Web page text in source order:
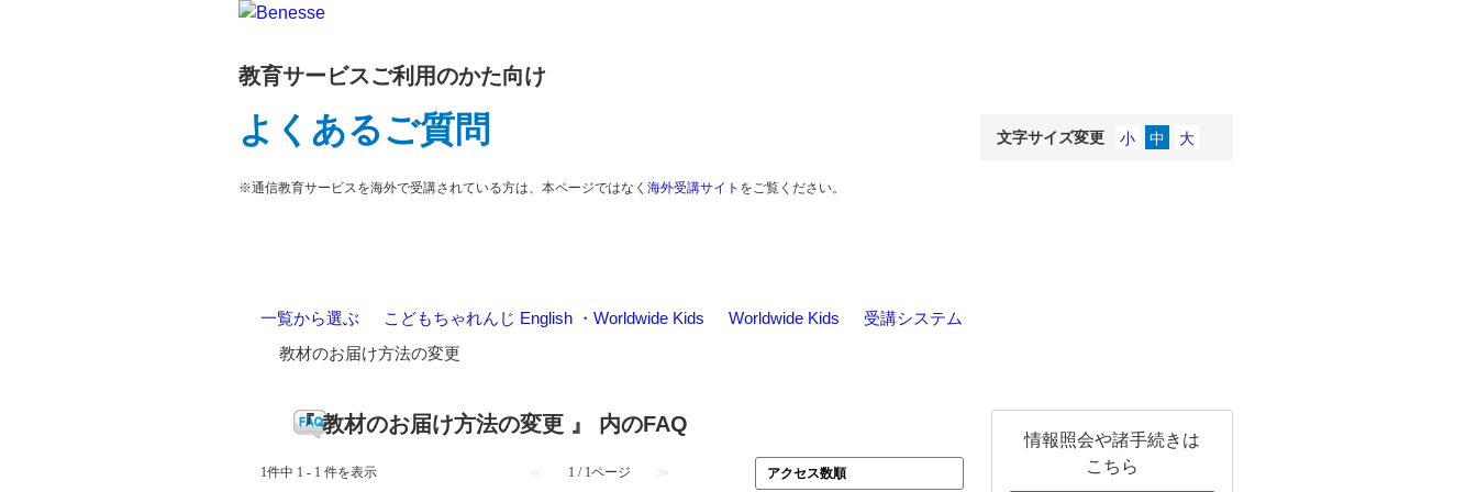
教育サービスご利用のかた向け
よくあるご質問
※通信教育サービスを海外で受講されている方は、本ページではなく 海外受講サイト をご覧ください。
文字サイズ変更
一覧から選ぶ こどもちゃれんじ English ・Worldwide Kids Worldwide Kids
受講システム
教材のお届け方法の変更
情報照会や諸手続きは
こちら
『 教材のお届け方法の変更 』 内のFAQ
1件中 1 - 1 件を表示 ≪ 1 / 1ページ ≫